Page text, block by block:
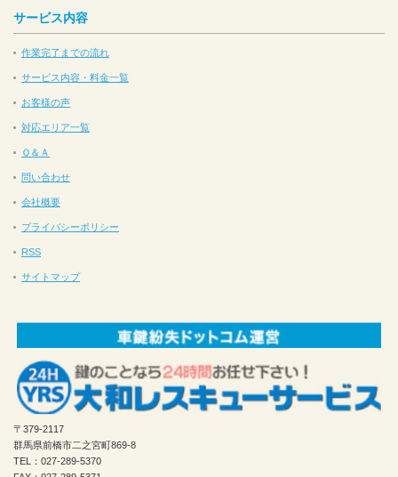
サービス内容
作業完了までの流れ
サービス内容・料金一覧
お客様の声
対応エリア一覧
Ｑ＆Ａ
問い合わせ
会社概要
プライバシーポリシー
RSS
サイトマップ
〒379-2117
群馬県前橋市二之宮町869-8
TEL：027-289-5370